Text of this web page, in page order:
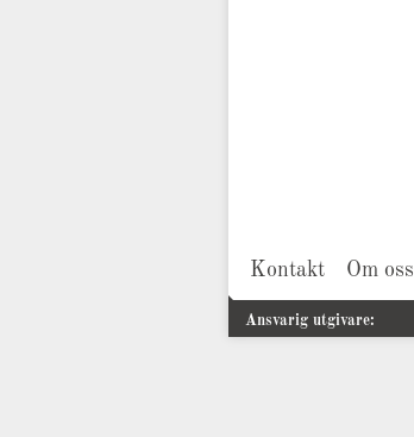
Kontakt Om oss
Ansvarig utgivare: